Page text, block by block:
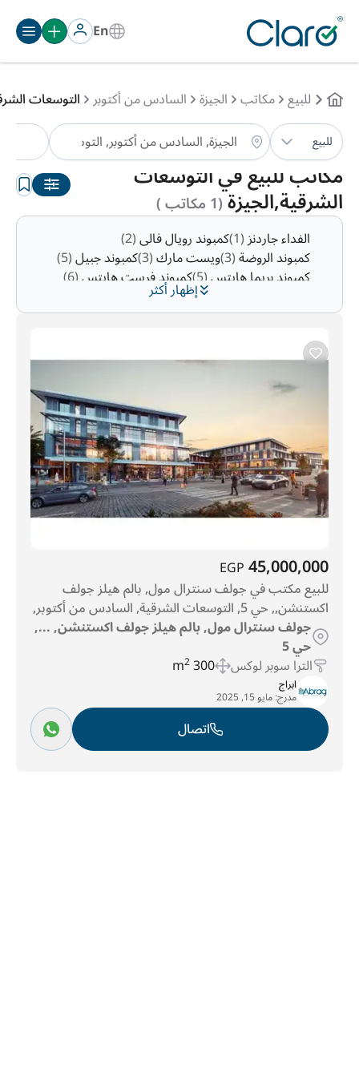
En
للبيع مكاتب الجيزة السادس من أكتوبر التوسعات
للبيع
مكاتب للبيع في التوسعات
الشرقية,الجيزة(1 مكاتب )
الترتيب:تلقائي
إظهار أكثر
الفداء جاردنز(1) كمبوند رويال فالى(2)
كمبوند الروضة(3) ويست مارك(3) كمبوند جبيل(5)
كمبوند بريما هايتس(5) كمبوند فرست هايتس(6)
كمبوند جرين هيلز(7) وست جيت هيلز
الصفوة(14) كمبوند كليوباترا سكوير(16)
كمبوند جدار
سوان ليك اكتوبر(29) حي 7 (32) حي 4 (40)
(51) الحي 3
كمبوند بالم هيلز
45,000,000
EGP
للبيع مكتب في جولف سنترال مول, بالم هيلز جولف
اكستنشن,, حي 5, التوسعات الشرقية, السادس من أكتوبر,
جولف سنترال مول, بالم هيلز جولف اكستنشن, ...,
حي 5
الترا سوبر لوكس 300 m
2
ابراج
مدرج:مايو 15, 2025
اتصال